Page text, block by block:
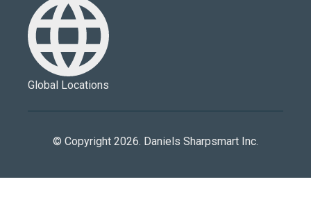
Global Locations
© Copyright 2026. Daniels Sharpsmart Inc.